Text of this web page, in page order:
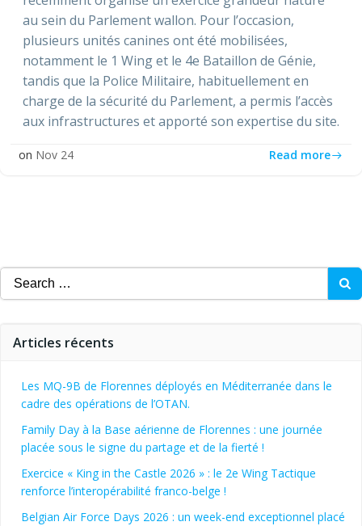
au sein du Parlement wallon. Pour l’occasion,
plusieurs unités canines ont été mobilisées,
notamment le 1 Wing et le 4e Bataillon de Génie,
tandis que la Police Militaire, habituellement en
charge de la sécurité du Parlement, a permis l’accès
aux infrastructures et apporté son expertise du site.
on Nov 24 Read more
Search
for:
Articles récents
Les MQ-9B de Florennes déployés en Méditerranée dans le
cadre des opérations de l’OTAN.
Family Day à la Base aérienne de Florennes : une journée
placée sous le signe du partage et de la fierté !
Exercice « King in the Castle 2026 » : le 2e Wing Tactique
renforce l’interopérabilité franco-belge !
Belgian Air Force Days 2026 : un week-end exceptionnel placé